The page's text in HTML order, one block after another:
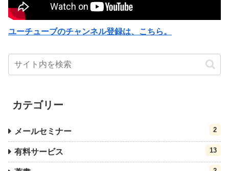
ユーチューブのチャンネル登録は、こちら。
カテゴリー
メールセミナー 2
有料サービス 13